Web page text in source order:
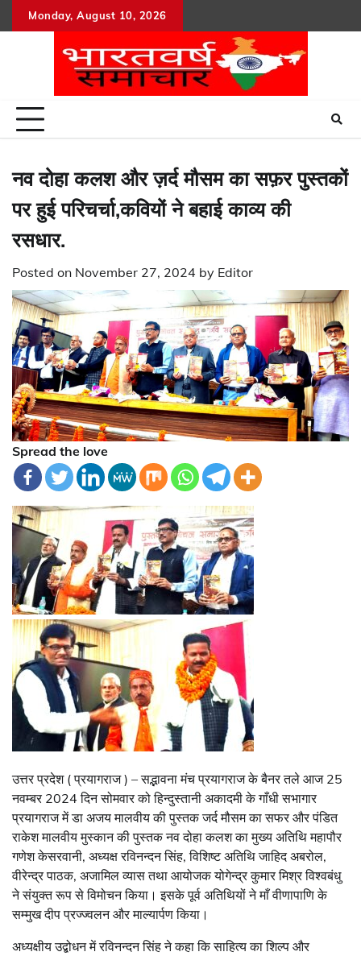
to
Monday, August 10, 2026
नव दोहा कलश और ज़र्द मौसम का सफ़र पुस्तकों
पर हुई परिचर्चा,कवियों ने बहाई काव्य की
रसधार.
Posted on November 27, 2024 by Editor
Spread the love
उत्तर प्रदेश ( प्रयागराज ) – सद्भावना मंच प्रयागराज के बैनर तले आज 25
नवम्बर 2024 दिन सोमवार को हिन्दुस्तानी अकादमी के गाँधी सभागार
प्रयागराज में डा अजय मालवीय की पुस्तक जर्द मौसम का सफर और पंडित
राकेश मालवीय मुस्कान की पुस्तक नव दोहा कलश का मुख्य अतिथि महापौर
गणेश केसरवानी, अध्यक्ष रविनन्दन सिंह, विशिष्ट अतिथि जाहिद अबरोल,
वीरेन्द्र पाठक, अजामिल व्यास तथा आयोजक योगेन्द्र कुमार मिश्र विश्वबंधु
ने संयुक्त रूप से विमोचन किया। इसके पूर्व अतिथियों ने माँ वीणापाणि के
सम्मुख दीप प्रज्ज्वलन और माल्यार्पण किया।
अध्यक्षीय उद्बोधन में रविनन्दन सिंह ने कहा कि साहित्य का शिल्प और